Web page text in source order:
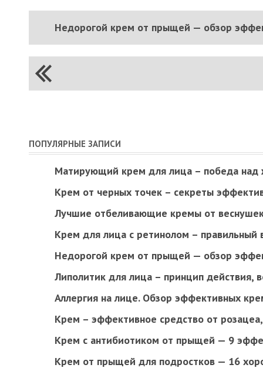
Недорогой крем от прыщей — обзор
ПОПУЛЯРНЫЕ ЗАПИСИ
Матирующий крем для лица – победа
Крем от черных точек – секреты
Лучшие отбеливающие кремы от
Крем для лица с ретинолом – правильный
Недорогой крем от прыщей — обзор
Липолитик для лица – принцип действия,
Аллергия на лице. Обзор эффективных
Крем – эффективное средство от
Крем с антибиотиком от прыщей — 9
Крем от прыщей для подростков — 16